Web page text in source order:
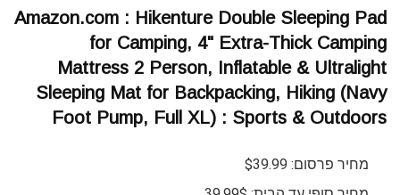
Amazon.com : Hikenture Double Sleeping Pad
for Camping, 4" Extra-Thick Camping
Mattress 2 Person, Inflatable & Ultralight
Sleeping Mat for Backpacking, Hiking (Navy
Foot Pump, Full XL) : Sports & Outdoors
מחיר פרסום: $39.99